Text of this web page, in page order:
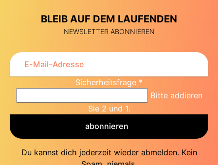
BLEIB AUF DEM LAUFENDEN
NEWSLETTER ABONNIEREN
Sicherheitsfrage *
Bitte addieren
Sie 2 und 1.
abonnieren
Du kannst dich jederzeit wieder abmelden. Kein